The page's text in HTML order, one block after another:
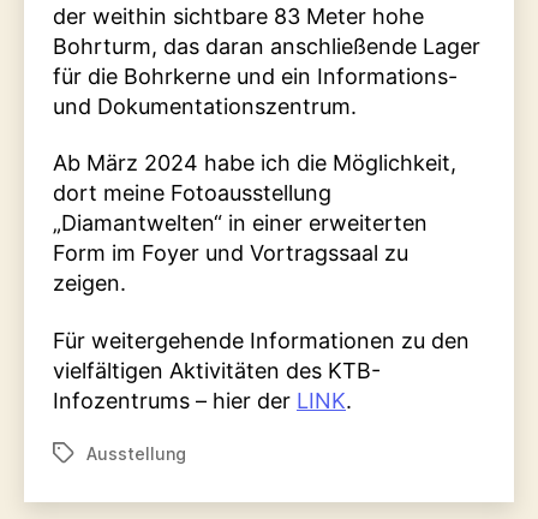
der weithin sichtbare 83 Meter hohe
Bohrturm, das daran anschließende Lager
für die Bohrkerne und ein Informations-
und Dokumentationszentrum.
Ab März 2024 habe ich die Möglichkeit,
dort meine Fotoausstellung
„Diamantwelten“ in einer erweiterten
Form im Foyer und Vortragssaal zu
zeigen.
Für weitergehende Informationen zu den
vielfältigen Aktivitäten des KTB-
Infozentrums – hier der LINK.
Schlagwörter
Ausstellung